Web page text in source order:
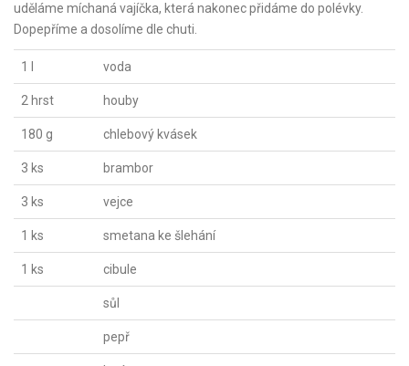
uděláme míchaná vajíčka, která nakonec přidáme do polévky.
Dopepříme a dosolíme dle chuti.
1 l voda
2 hrst houby
180 g chlebový kvásek
3 ks brambor
3 ks vejce
1 ks smetana ke šlehání
1 ks cibule
sůl
pepř